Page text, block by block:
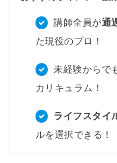
講師全員が通
た現役のプロ！
未経験からで
カリキュラム！
ライフスタイ
ルを選択できる！